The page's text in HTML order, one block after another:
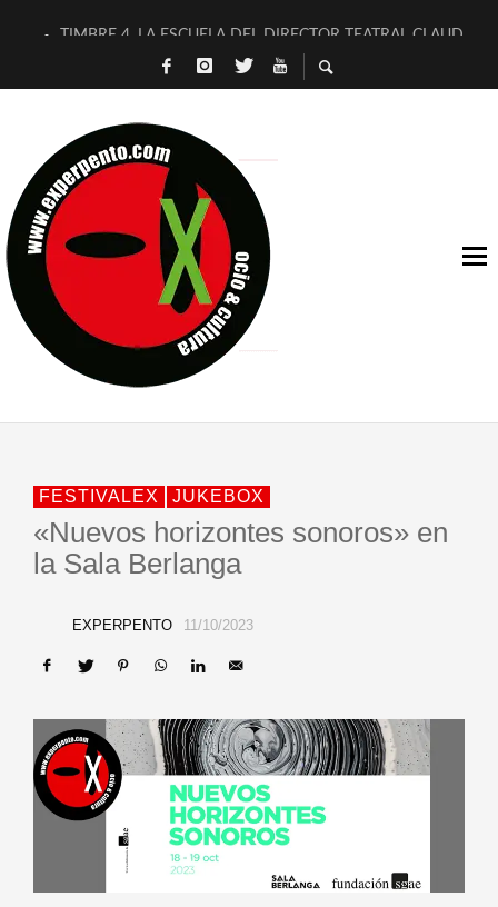
TIMBRE 4, LA ESCUELA DEL DIRECTOR TEATRAL CLAUDIO
30 AÑOS (NO ES NADA) DE LA KATARSIS DEL TOMATAZO
D’BALDOMEROS REINVENTAN [BITÁCORA 3.0] EN EXVITA
MARSHALL FLASH PRESENTA EN EXVITA [RELATIVA
JOFRE BARDAGÍ EN EXVITA INTERPRETANDO A SERRAT
YORCH PRESENTA [CURSO DE ARMONÍA PERSECUTORIA]
MAGALÍ SARE NOS EXPLICA [DESCASADA]
«NO TENGO PUTOS SUEÑOS»
FESTIVALEX JUKEBOX
«Nuevos horizontes sonoros» en
la Sala Berlanga
EXPERPENTO 11/10/2023